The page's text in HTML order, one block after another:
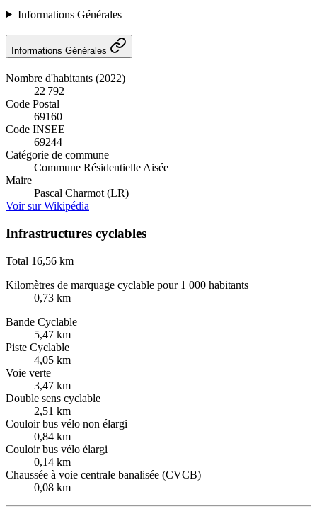
Informations Générales
Informations Générales
Nombre d'habitants (2022)
22 792
Code Postal
69160
Code INSEE
69244
Catégorie de commune
Commune Résidentielle Aisée
Maire
Pascal Charmot (LR)
Voir sur Wikipédia
Infrastructures cyclables
Total 16,56 km
Kilomètres de marquage cyclable pour 1 000 habitants
0,73 km
Bande Cyclable
5,47 km
Piste Cyclable
4,05 km
Voie verte
3,47 km
Double sens cyclable
2,51 km
Couloir bus vélo non élargi
0,84 km
Couloir bus vélo élargi
0,14 km
Chaussée à voie centrale banalisée (CVCB)
0,08 km